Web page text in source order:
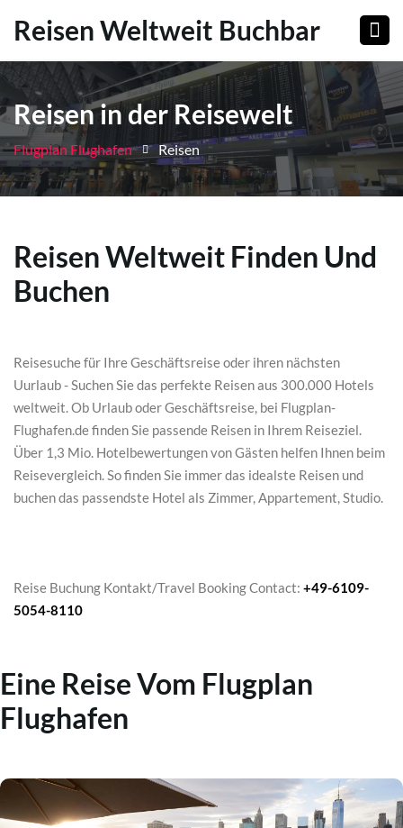
Reisen Weltweit Buchbar
Reisen in der Reisewelt
Flugplan Flughafen Reisen
Reisen Weltweit Finden Und
Buchen
Reisesuche für Ihre Geschäftsreise oder ihren nächsten
Uurlaub - Suchen Sie das perfekte Reisen aus 300.000 Hotels
weltweit. Ob Urlaub oder Geschäftsreise, bei Flugplan-
Flughafen.de finden Sie passende Reisen in Ihrem Reiseziel.
Über 1,3 Mio. Hotelbewertungen von Gästen helfen Ihnen beim
Reisevergleich. So finden Sie immer das idealste Reisen und
buchen das passendste Hotel als Zimmer, Appartement, Studio.
Reise Buchung Kontakt/Travel Booking Contact: +49-6109-
5054-8110
Eine Reise Vom Flugplan
Flughafen